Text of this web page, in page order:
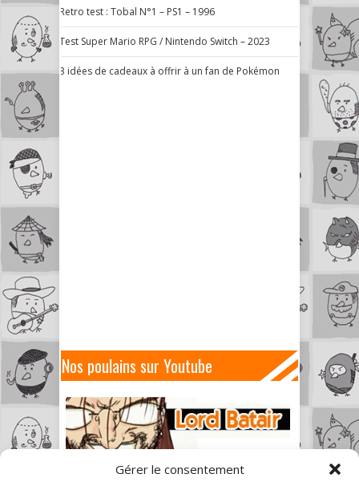
Gérer le consentement
Retro test : Tobal N°1 – PS1 – 1996
Test Super Mario RPG / Nintendo Switch – 2023
3 idées de cadeaux à offrir à un fan de Pokémon
Nos poulains sur Youtube